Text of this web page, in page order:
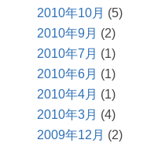
2010年10月 (5)
2010年9月 (2)
2010年7月 (1)
2010年6月 (1)
2010年4月 (1)
2010年3月 (4)
2009年12月 (2)